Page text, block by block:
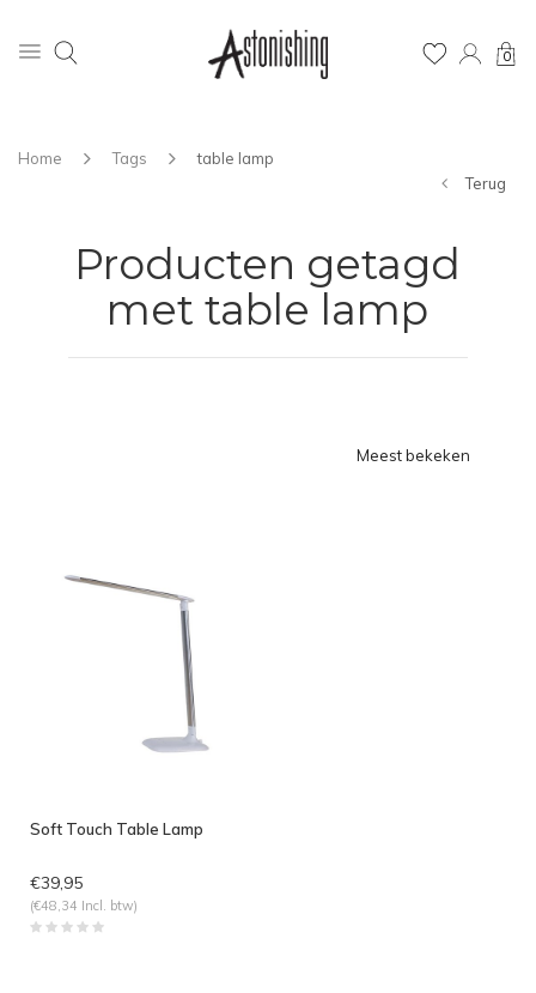
0
Home Tags
table lamp
Terug
Producten getagd
met table lamp
Meest bekeken
Soft Touch Table Lamp
€39,95
(€48,34 Incl. btw)